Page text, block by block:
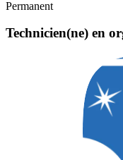
Permanent
Technicien(ne) en